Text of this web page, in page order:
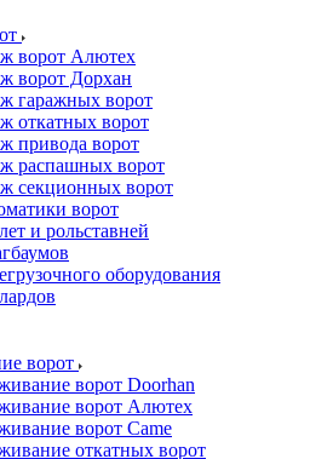
ворот Алютех
ворот Дорхан
гаражных ворот
откатных ворот
привода ворот
распашных ворот
секционных ворот
ворот
и рольставней
оборудования
ворот
ворот Doorhan
ворот Алютех
ворот Сame
откатных ворот